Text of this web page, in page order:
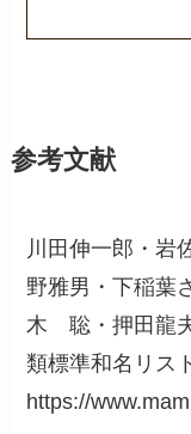
参考文献
川田伸一郎・
野雅男・下稲葉
木 聡・押田龍
類標準和名リス
https://